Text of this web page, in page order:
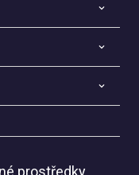
prostředky